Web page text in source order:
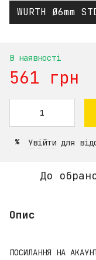
WURTH Ø6mm
В наявності
561 грн
% Увійти для
До
Опис
ПОСИЛАННЯ НА